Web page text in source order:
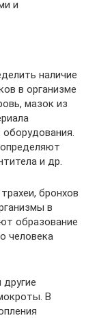
и
наличие
в организме
мазок из
и др.
бронхов
в
образование
человека
В